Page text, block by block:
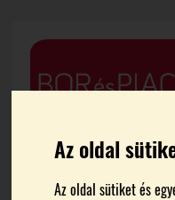
Az oldal
Az oldal sütiket és